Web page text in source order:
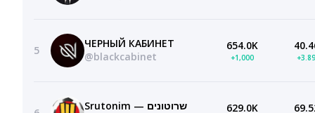
5
ЧЕРНЫЙ КАБИНЕТ
@blackcabinet
654.0K
+1,000
Srutonim — שרוטונים
629.0K